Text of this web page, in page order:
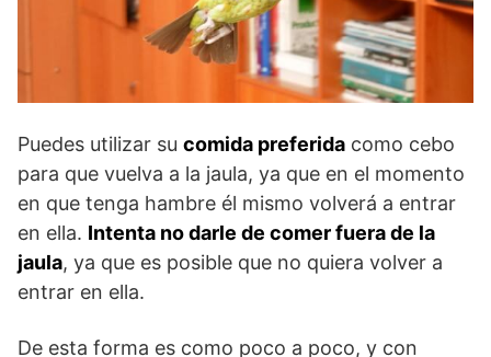
Puedes utilizar su comida preferida como cebo
para que vuelva a la jaula, ya que en el momento
en que tenga hambre él mismo volverá a entrar
en ella. Intenta no darle de comer fuera de la
jaula, ya que es posible que no quiera volver a
entrar en ella.
De esta forma es como poco a poco, y con